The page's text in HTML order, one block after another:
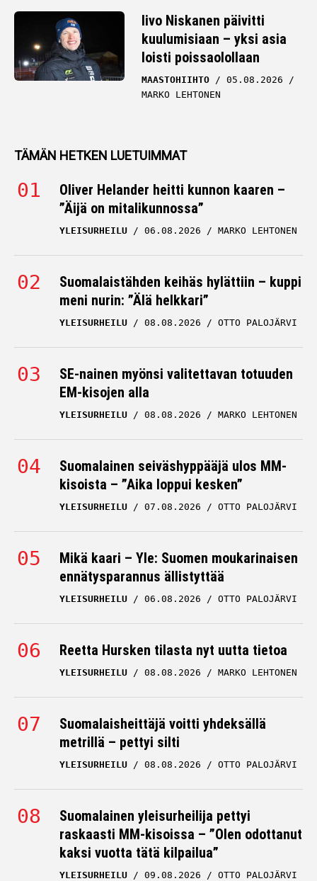
Iivo Niskanen päivitti
kuulumisiaan – yksi asia
loisti poissaolollaan
MAASTOHIIHTO
05.08.2026
MARKO LEHTONEN
TÄMÄN HETKEN LUETUIMMAT
Oliver Helander heitti kunnon kaaren –
”Äijä on mitalikunnossa”
YLEISURHEILU 06.08.2026 MARKO LEHTONEN
Suomalaistähden keihäs hylättiin – kuppi
meni nurin: ”Älä helkkari”
YLEISURHEILU 08.08.2026 OTTO PALOJÄRVI
SE-nainen myönsi valitettavan totuuden
EM-kisojen alla
YLEISURHEILU 08.08.2026 MARKO LEHTONEN
Suomalainen seiväshyppääjä ulos MM-
kisoista – ”Aika loppui kesken”
YLEISURHEILU 07.08.2026 OTTO PALOJÄRVI
Mikä kaari – Yle: Suomen moukarinaisen
ennätysparannus ällistyttää
YLEISURHEILU 06.08.2026 OTTO PALOJÄRVI
Reetta Hursken tilasta nyt uutta tietoa
YLEISURHEILU 08.08.2026 MARKO LEHTONEN
Suomalaisheittäjä voitti yhdeksällä
metrillä – pettyi silti
YLEISURHEILU 08.08.2026 OTTO PALOJÄRVI
Suomalainen yleisurheilija pettyi
raskaasti MM-kisoissa – ”Olen odottanut
kaksi vuotta tätä kilpailua”
YLEISURHEILU 09.08.2026 OTTO PALOJÄRVI